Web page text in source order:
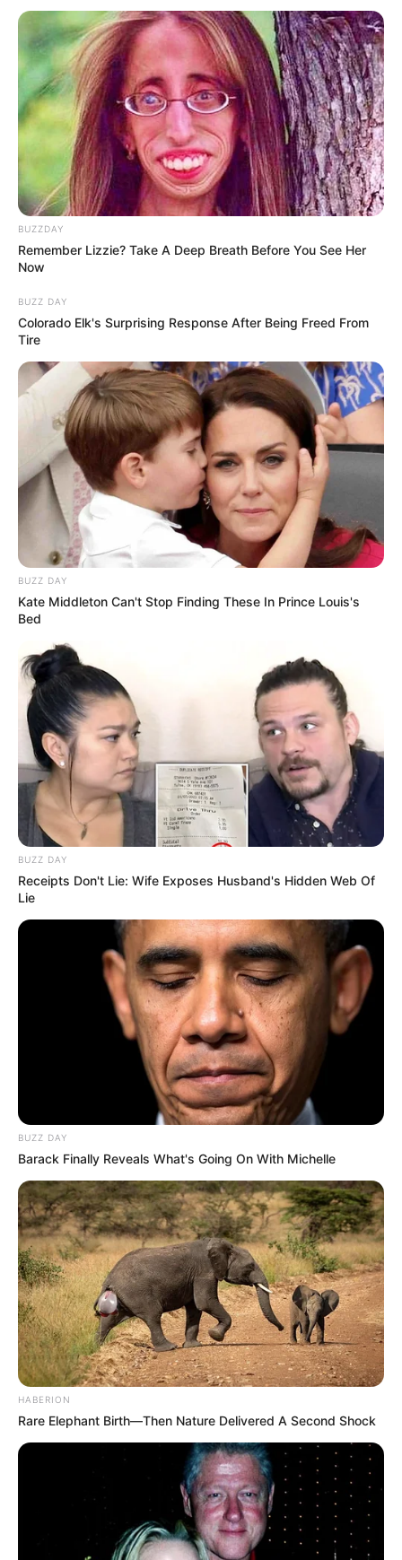
(foto: instagram/sahilahisyam)
2. Menyempatkan liburan di tengah jadwal yang padat
(foto: instagram/sahilahisyam)
3. Liburan menjadi obat penghilang penat untuknya
(foto: instagram/sahilahisyam)
4. Cantik dengan busana khas India
BUZZDAY
Remember Lizzie? Take A Deep Breath Before You See Her
Now
BUZZ DAY
Colorado Elk's Surprising Response After Being Freed From
Tire
BUZZ DAY
Kate Middleton Can't Stop Finding These In Prince Louis's
Bed
BUZZ DAY
Receipts Don't Lie: Wife Exposes Husband's Hidden Web Of
Lie
BUZZ DAY
Barack Finally Reveals What's Going On With Michelle
HABERION
Rare Elephant Birth—Then Nature Delivered A Second Shock